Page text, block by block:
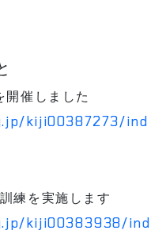
開催しました
kiji00387273/ind
練を実施します
kiji00383938/ind